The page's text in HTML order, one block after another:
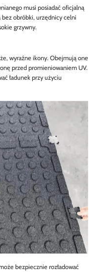
musi posiadać oficjalną
bez obróbki, urzędnicy celni
grzywny.
wyraźne ikony. Obejmują one
przed promieniowaniem UV.
ładunek przy użyciu
bezpiecznie rozładować